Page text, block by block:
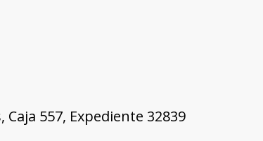
557, Expediente 32839